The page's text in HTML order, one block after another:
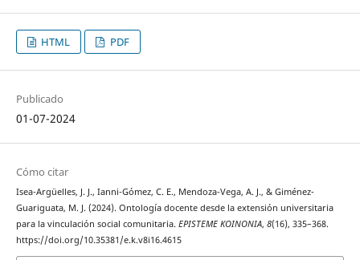
HTML PDF
Publicado
01-07-2024
Cómo citar
Isea-Argüelles, J. J., Ianni-Gómez, C. E., Mendoza-Vega, A. J., & Giménez-
Guariguata, M. J. (2024). Ontología docente desde la extensión universitaria
para la vinculación social comunitaria. EPISTEME KOINONIA, 8(16), 335–368.
https://doi.org/10.35381/e.k.v8i16.4615